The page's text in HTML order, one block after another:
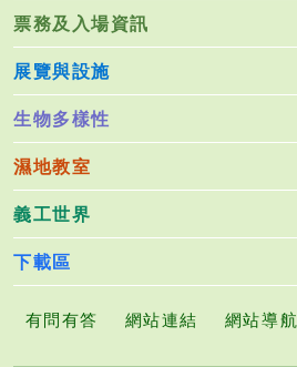
票務及入場資訊
展覽與設施
生物多樣性
濕地教室
義工世界
下載區
有問有答 網站連結 網站導航